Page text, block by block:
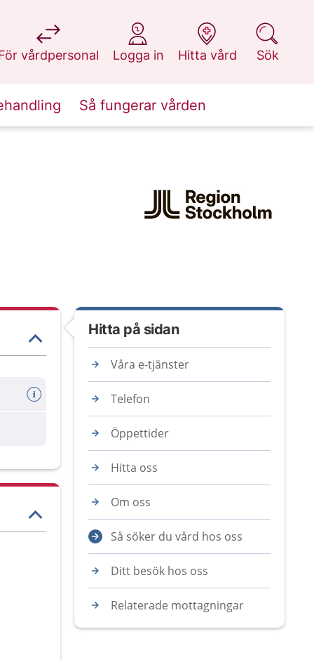
vårdpersonal
på 1177.se
Logga in
på 1177.se
Hitta vård
på 1177.se
Sök
på 1177.se
Så fungerar vården
Hitta på sidan
Våra e-tjänster
Telefon
Öppettider
Hitta oss
Om oss
Så söker du vård hos oss
Ditt besök hos oss
Relaterade mottagningar